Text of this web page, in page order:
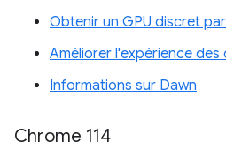
Obtenir un GPU discret
Améliorer l'expérience des
Informations sur Dawn
Chrome 114